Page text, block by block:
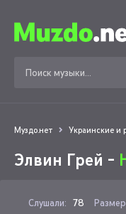
Муздо.нет Украинские и
Элвин Грей -
Слушали: 78